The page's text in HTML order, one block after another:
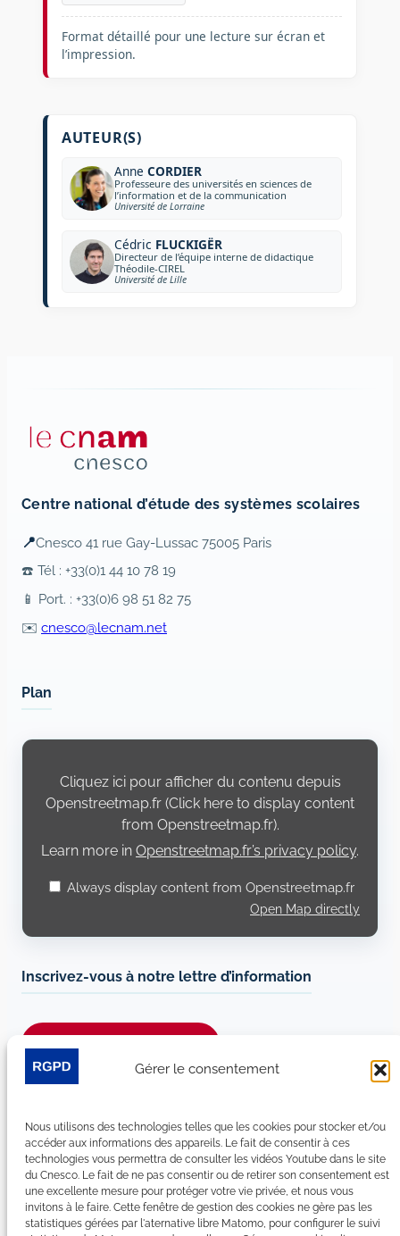
Gérer le consentement
Nous utilisons des technologies telles que les cookies pour stocker et/ou
accéder aux informations des appareils. Le fait de consentir à ces
technologies vous permettra de consulter les vidéos Youtube dans le site
du Cnesco. Le fait de ne pas consentir ou de retirer son consentement est
une excellente mesure pour protéger votre vie privée, et nous vous
invitons à le faire. Cette fenêtre de gestion des cookies ne gère pas les
statistiques gérées par l'aternative libre Matomo, pour configurer le suivi
Format détaillé pour une lecture sur écran et
l’impression.
AUTEUR(S)
Anne CORDIER
Professeure des universités en sciences de
l’information et de la communication
Université de Lorraine
Cédric FLUCKIGËR
Directeur de l’équipe interne de didactique
Théodile-CIREL
Université de Lille
Centre national d’étude des systèmes scolaires
📍Cnesco 41 rue Gay-Lussac 75005 Paris
☎️ Tél : +33(0)1 44 10 78 19
📱 Port. : +33(0)6 98 51 82 75
✉️ cnesco@lecnam.net
Plan
Display
Openstreetmap.fr
Cliquez ici pour afficher du contenu depuis
Openstreetmap.fr (Click here to display content
from Openstreetmap.fr).
Learn more in Openstreetmap.fr’s privacy policy.
Always display content from Openstreetmap.fr
Open Map directly
Inscrivez-vous à notre lettre d’information
LinkedIn
YouTube
Facebook
Bluesky